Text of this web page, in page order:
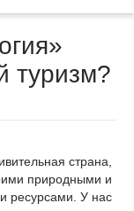
туризм?
страна,
природными и
ресурсами. У нас